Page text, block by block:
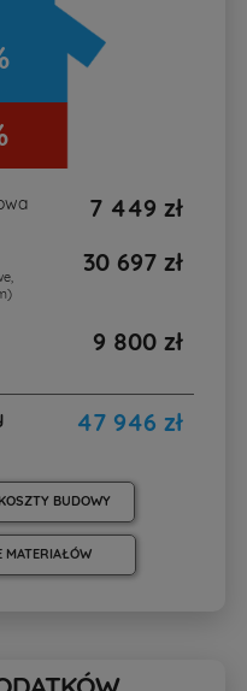
7 449 zł
30 697 zł
9 800 zł
47 946 zł
BUDOWY
MATERIAŁÓW